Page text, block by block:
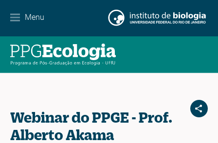
Menu
Contato
Webinar do PPGE - Prof.
Alberto Akama